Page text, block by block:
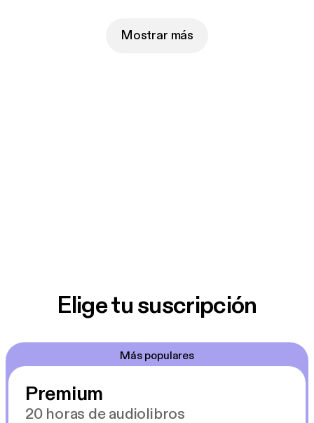
Mostrar más
Elige tu suscripción
Más populares
Premium
20 horas de audiolibros